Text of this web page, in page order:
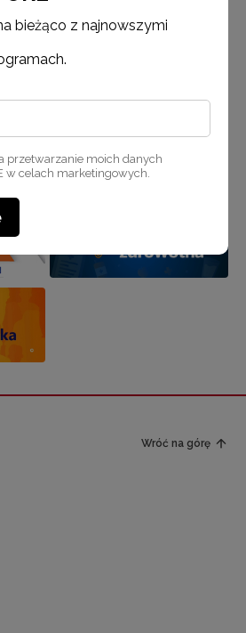
Wróć na górę
bieżąco z najnowszymi
przetwarzanie moich danych
w celach marketingowych.